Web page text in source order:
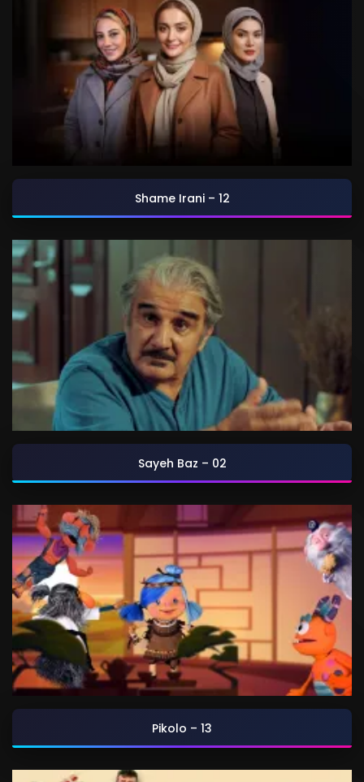
Shame Irani – 12
Sayeh Baz – 02
Pikolo – 13